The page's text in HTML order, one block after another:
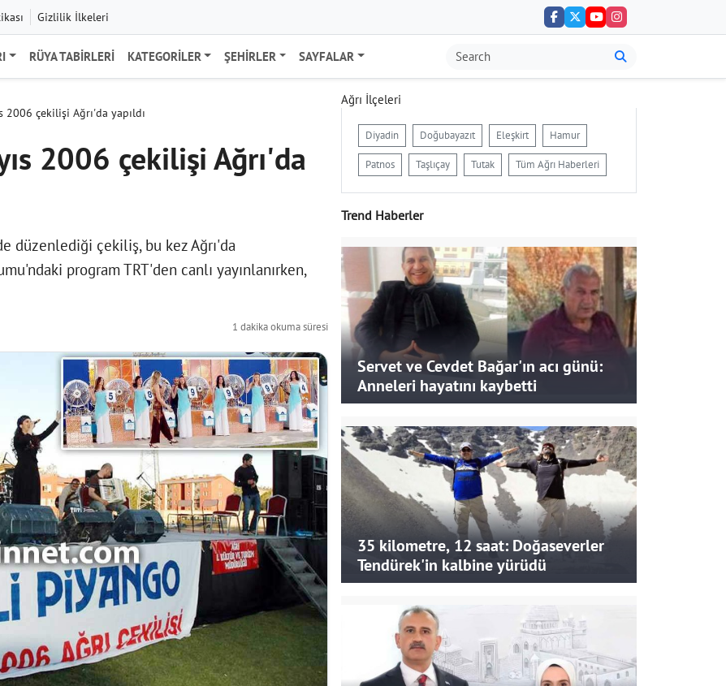
Gizlilik İlkeleri
RÜYA TABIRLERI KATEGORILER ŞEHIRLER SAYFALAR
çekilişi Ağrı'da yapıldı
2006 çekilişi Ağrı'da
düzenlediği çekiliş, bu kez Ağrı'da
program TRT'den canlı yayınlanırken,
1 dakika okuma süresi
Ağrı İlçeleri
Diyadin Doğubayazıt Eleşkirt Hamur
Patnos Taşlıçay Tutak Tüm Ağrı Haberleri
Trend Haberler
Servet ve Cevdet Bağar'ın acı günü:
Anneleri hayatını kaybetti
35 kilometre, 12 saat: Doğaseverler
Tendürek'in kalbine yürüdü